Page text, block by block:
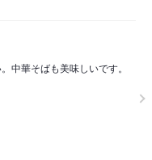
中華そばも美味しいです。